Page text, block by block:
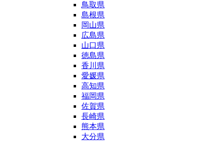
鳥取県
島根県
岡山県
広島県
山口県
徳島県
香川県
愛媛県
高知県
福岡県
佐賀県
長崎県
熊本県
大分県